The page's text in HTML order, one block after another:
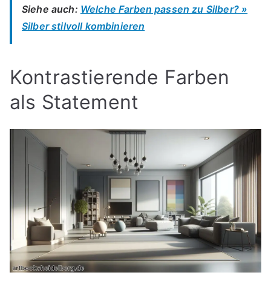
Siehe auch: Welche Farben passen zu Silber? »
Silber stilvoll kombinieren
Kontrastierende Farben
als Statement